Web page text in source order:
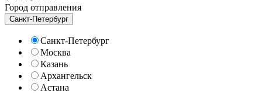
Город отправления
Санкт-Петербург
Санкт-Петербург
Москва
Казань
Архангельск
Астана